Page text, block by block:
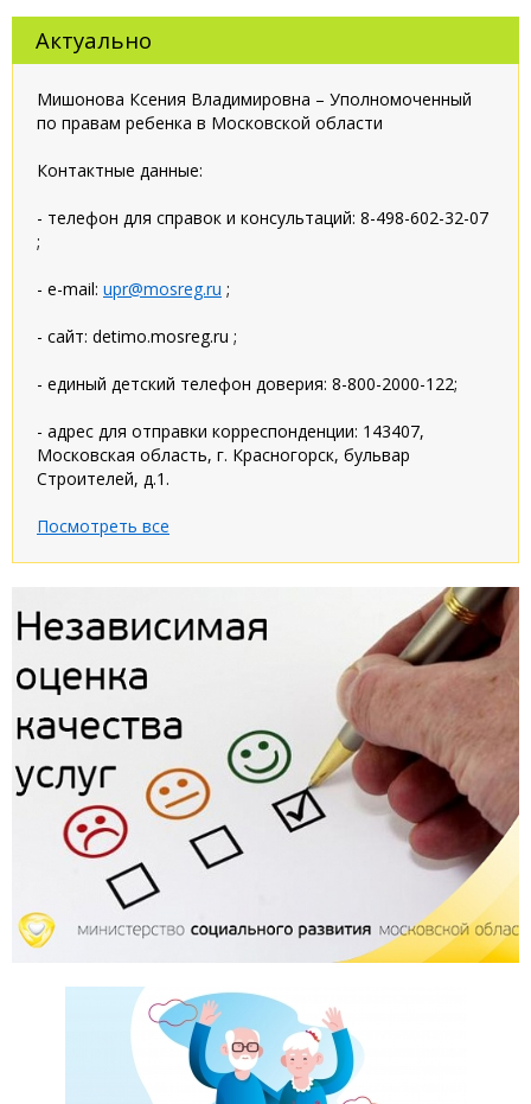
Актуально
Мишонова Ксения Владимировна – Уполномоченный
по правам ребенка в Московской области
Контактные данные:
- телефон для справок и консультаций: 8-498-602-32-07
;
- e-mail: upr@mosreg.ru ;
- сайт: detimo.mosreg.ru ;
- единый детский телефон доверия: 8-800-2000-122;
- адрес для отправки корреспонденции: 143407,
Московская область, г. Красногорск, бульвар
Строителей, д.1.
Посмотреть все